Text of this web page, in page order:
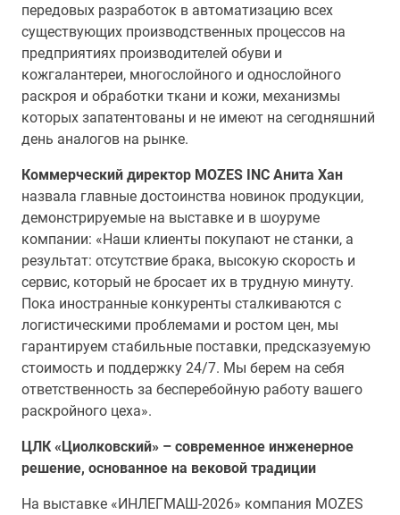
передовых разработок в автоматизацию всех
существующих производственных процессов на
предприятиях производителей обуви и
кожгалантереи, многослойного и однослойного
раскроя и обработки ткани и кожи, механизмы
которых запатентованы и не имеют на сегодняшний
день аналогов на рынке.
Коммерческий директор MOZES INC Анита Хан
назвала главные достоинства новинок продукции,
демонстрируемые на выставке и в шоуруме
компании: «Наши клиенты покупают не станки, а
результат: отсутствие брака, высокую скорость и
сервис, который не бросает их в трудную минуту.
Пока иностранные конкуренты сталкиваются с
логистическими проблемами и ростом цен, мы
гарантируем стабильные поставки, предсказуемую
стоимость и поддержку 24/7. Мы берем на себя
ответственность за бесперебойную работу вашего
раскройного цеха».
ЦЛК «Циолковский» – современное инженерное
решение, основанное на вековой традиции
На выставке «ИНЛЕГМАШ-2026» компания MOZES